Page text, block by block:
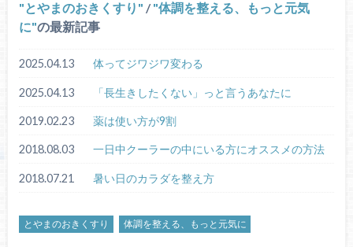
とやまのおきくすり / 体調を整える、もっと元気
に の最新記事
2025.04.13 体ってジワジワ変わる
2025.04.13 「長生きしたくない」っと言うあなたに
2019.02.23 薬は使い方が9割
2018.08.03 一日中クーラーの中にいる方にオススメの方法
2018.07.21 暑い日のカラダを整え方
とやまのおきくすり 体調を整える、もっと元気に